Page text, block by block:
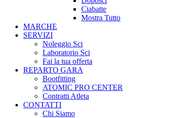
Ciabatte
Mostra Tutto
MARCHE
SERVIZI
Noleggio Sci
Laboratorio Sci
Fai la tua offerta
REPARTO GARA
Bootfitting
ATOMIC PRO CENTER
Contratti Atleta
CONTATTI
Chi Siamo